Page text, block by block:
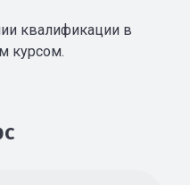
квалификации в
курсом.